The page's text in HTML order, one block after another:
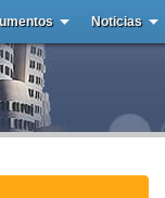
Noticias